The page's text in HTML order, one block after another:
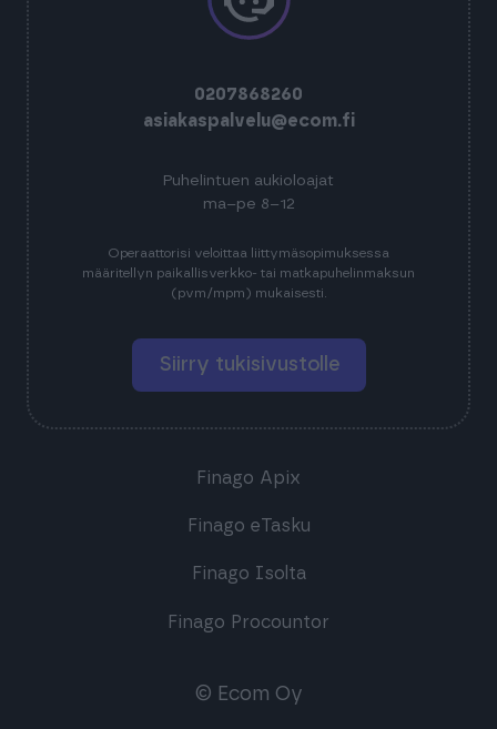
0207868260
asiakaspalvelu@ecom.fi
Puhelintuen aukioloajat
ma–pe 8–12
Operaattorisi veloittaa liittymäsopimuksessa
määritellyn paikallisverkko- tai matkapuhelinmaksun
(pvm/mpm) mukaisesti.
Siirry tukisivustolle
Finago Apix
Finago eTasku
Finago Isolta
Finago Procountor
© Ecom Oy